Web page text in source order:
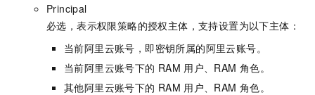
Principal
必选，表示权限策略的授权主体，支持设置为以下主体：
当前阿里云账号，即密钥所属的阿里云账号。
当前阿里云账号下的 RAM 用户、RAM 角色。
其他阿里云账号下的 RAM 用户、RAM 角色。